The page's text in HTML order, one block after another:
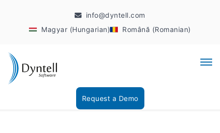
info@dyntell.com
Magyar (Hungarian)
Română (Romanian)
Request a Demo